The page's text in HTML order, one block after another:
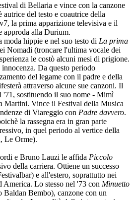
di Bellaria e vince con la canzone
autrice del testo e coautrice della
la prima apparizione televisiva e il
approda alla Durium.
hippie e nel suo testo di La prima
Nomadi (troncare l'ultima vocale dei
le costò alcuni mesi di prigione.
Da questo periodo
del legame con il padre e della
attraverso alcune sue canzoni. Il
'71, sostituendo il suo nome - Mimì
Martini. Vince il Festival della Musica
di Viareggio con Padre davvero.
la rassegna era in gran parte
in quel periodo al vertice della
Le Orme).
e Bruno Lauzi le affida Piccolo
della carriera. Ottiene un successo
e all'estero, soprattutto nei
America. Lo stesso nel '73 con Minuetto
Bembo), canzone con un